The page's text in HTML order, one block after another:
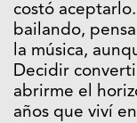
costó
bailando,
la música,
Decidir
abrirme el
años que viví